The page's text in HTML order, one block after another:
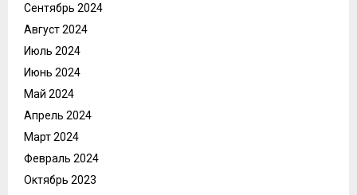
Сентябрь 2024
Август 2024
Июль 2024
Июнь 2024
Май 2024
Апрель 2024
Март 2024
Февраль 2024
Октябрь 2023